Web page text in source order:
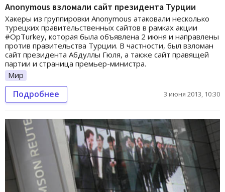
Anonymous взломали сайт президента Турции
Хакеры из группировки Anonymous атаковали несколько
турецких правительственных сайтов в рамках акции
#OpTurkey, которая была объявлена 2 июня и направлены
против правительства Турции. В частности, был взломан
сайт президента Абдуллы Гюля, а также сайт правящей
партии и страница премьер-министра.
Мир
Подробнее 3 июня 2013, 10:30